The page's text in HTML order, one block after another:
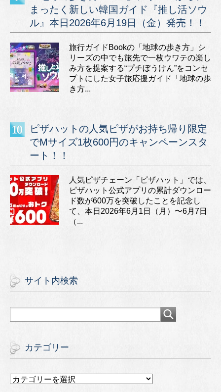
まったく新しい韓国ガイド『推し活ソウ
ル』本日2026年6月19日（金）発売！！
旅行ガイドBookの「地球の歩き方」シ
リーズの中でも旅先で一枚ウワテの楽し
み方を提案する“プチぼうけん”をコンセ
プトにした女子旅応援ガイド「地球の歩
き方...
ピザハットの人気ピザがお持ち帰り限定
でMサイズ1枚600円のキャンペーンスタ
ート！！
人気ピザチェーン「ピザハット」では、
ピザハット公式アプリの累計ダウンロー
ド数が600万を突破したことを記念し
て、本日2026年6月1日（月）〜6月7日
（...
サイト内検索
カテゴリー
カ